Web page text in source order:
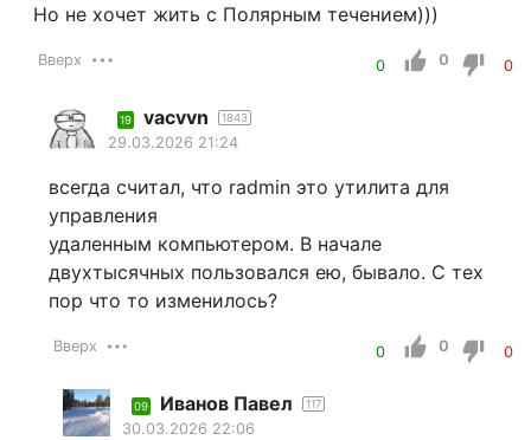
Но не хочет жить с Полярным течением)))
Вверх 0 0 0
19 vacvvn 1843
29.03.2026 21:24
всегда считал, что radmin это утилита для
управления
удаленным компьютером. В начале
двухтысячных пользовался ею, бывало. С тех
пор что то изменилось?
Вверх 0 0 0
09 Иванов Павел 117
30.03.2026 22:06